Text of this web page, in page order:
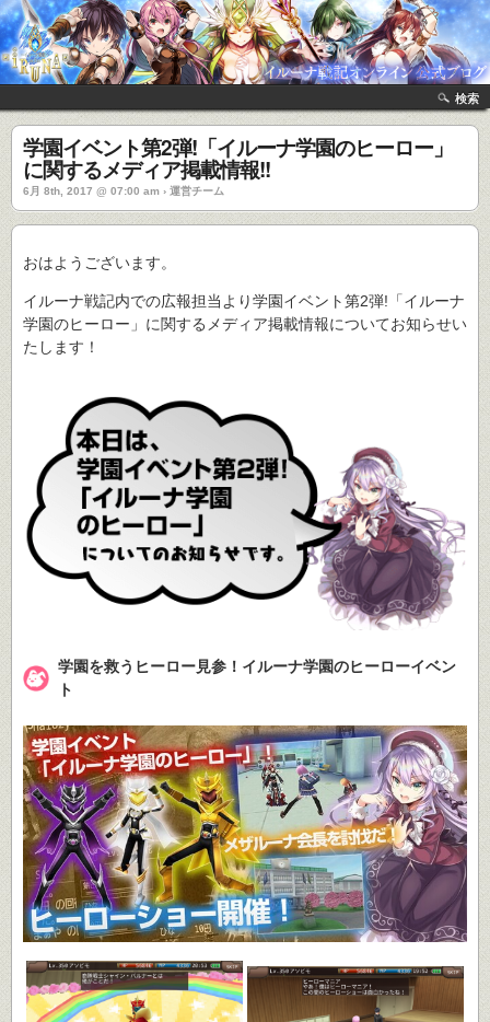
検索
学園イベント第2弾!「イルーナ学園のヒーロー」
に関するメディア掲載情報!!
6月 8th, 2017 @ 07:00 am › 運営チーム
おはようございます。
イルーナ戦記内での広報担当より学園イベント第2弾!「イルーナ
学園のヒーロー」に関するメディア掲載情報についてお知らせい
たします！
学園を救うヒーロー見参！イルーナ学園のヒーローイベン
ト